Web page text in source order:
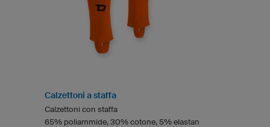
Calzettoni a staffa
Calzettoni con staffa
65% poliammide, 30% cotone, 5% elastan